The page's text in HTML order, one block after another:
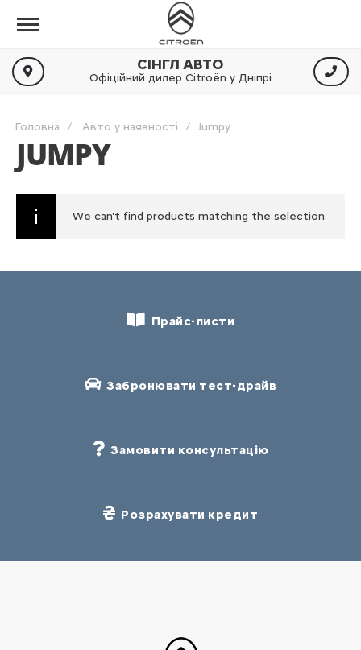
СІНГЛ АВТО
Офіційний дилер Citroën у Дніпрі
Головна Авто у наявності Jumpy
JUMPY
We can't find products matching the selection.
Прайс-листи
Забронювати тест-драйв
Замовити консультацію
Розрахувати кредит